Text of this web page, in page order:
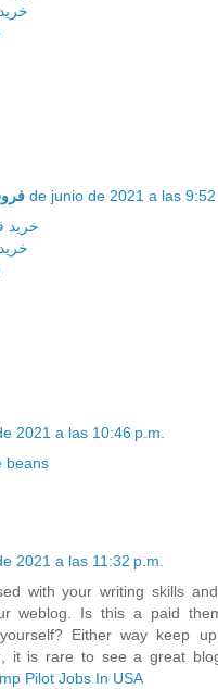
19 de junio de 2021 a las 9:52
خرید
2021 a las 10:46 p.m.
beans
2021 a las 11:32 p.m.
with your writing skills
weblog. Is this a paid
Either way keep
it is rare to see a great
Pilot Jobs In USA